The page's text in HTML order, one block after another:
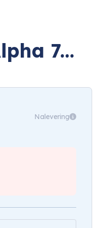
7...
Nalevering